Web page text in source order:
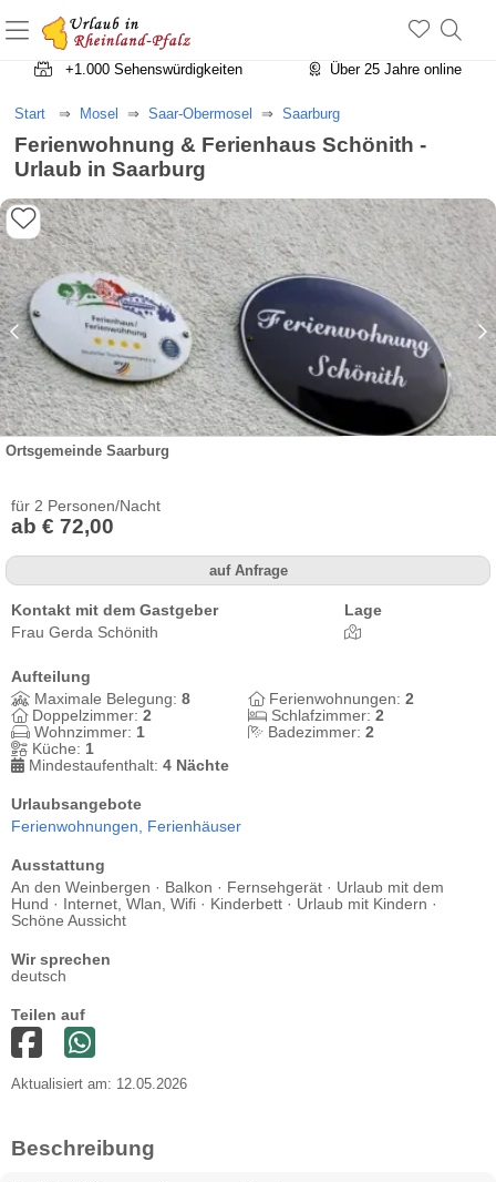
+1.500 Unterkünfte in Rheinland-Pfalz
+1.000 Sehenswürdigkeiten
Über 25 Jahre online
Start Mosel Saar-Obermosel Saarburg
Ferienwohnung & Ferienhaus Schönith -
Urlaub in Saarburg
Ortsgemeinde Saarburg
für 2 Personen/Nacht
ab € 72,00
auf Anfrage
Kontakt mit dem Gastgeber
Frau Gerda Schönith
Lage
Aufteilung
Maximale Belegung: 8 Ferienwohnungen: 2
Doppelzimmer: 2 Schlafzimmer: 2
Wohnzimmer: 1 Badezimmer: 2
Küche: 1
Mindestaufenthalt: 4 Nächte
Urlaubsangebote
Ferienwohnungen, Ferienhäuser
Ausstattung
An den Weinbergen · Balkon · Fernsehgerät · Urlaub mit dem
Hund · Internet, Wlan, Wifi · Kinderbett · Urlaub mit Kindern ·
Schöne Aussicht
Wir sprechen
deutsch
Teilen auf
Aktualisiert am: 12.05.2026
Beschreibung